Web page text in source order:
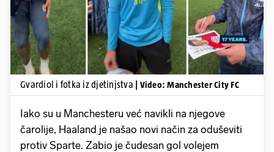
Gvardiol i fotka iz djetinjstva | Video: Manchester City FC
Iako su u Manchesteru već navikli na njegove
čarolije, Haaland je našao novi način za oduševiti
protiv Sparte. Zabio je čudesan gol volejem